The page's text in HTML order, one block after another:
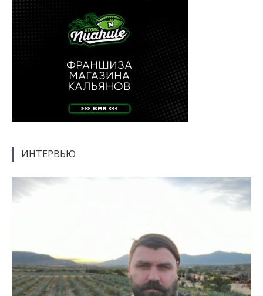
ИНТЕРВЬЮ